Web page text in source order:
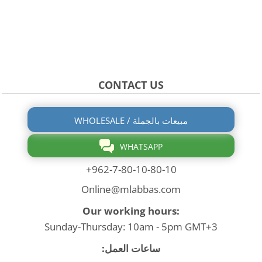
CONTACT US
WHOLESALE / مبيعات بالجملة
WHATSAPP
+962-7-80-10-80-10
Online@mlabbas.com
Our working hours:
Sunday-Thursday: 10am - 5pm GMT+3
ساعات العمل: